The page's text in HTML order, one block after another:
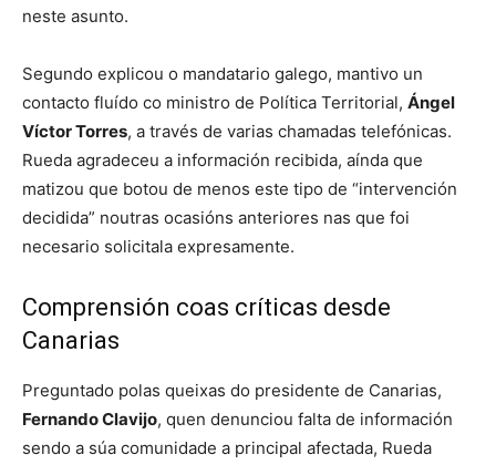
neste asunto.
Segundo explicou o mandatario galego, mantivo un
contacto fluído co ministro de Política Territorial, Ángel
Víctor Torres, a través de varias chamadas telefónicas.
Rueda agradeceu a información recibida, aínda que
matizou que botou de menos este tipo de “intervención
decidida” noutras ocasións anteriores nas que foi
necesario solicitala expresamente.
Comprensión coas críticas desde
Canarias
Preguntado polas queixas do presidente de Canarias,
Fernando Clavijo, quen denunciou falta de información
sendo a súa comunidade a principal afectada, Rueda